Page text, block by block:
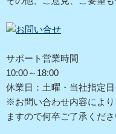
サポート営業時間
10:00～18:00
休業日：土曜・当社指定日
※お問い合わせ内容によ
ますので何卒ご了承くださ